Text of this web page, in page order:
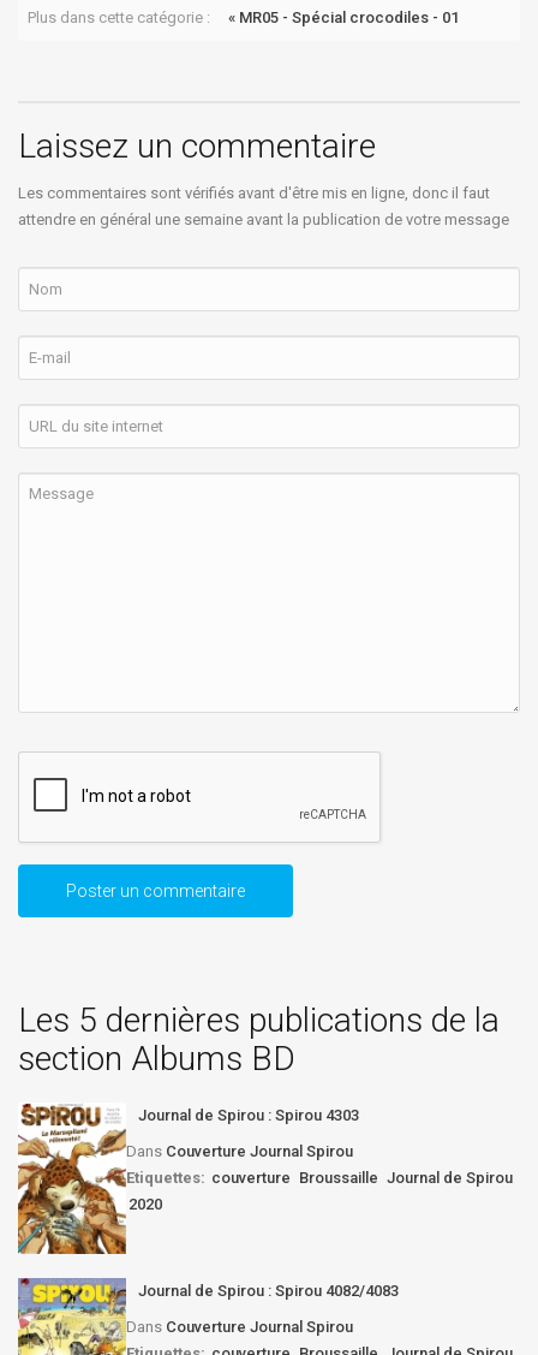
Plus dans cette catégorie : « MR05 - Spécial crocodiles - 01
Laissez un commentaire
Les commentaires sont vérifiés avant d'être mis en ligne, donc il faut
attendre en général une semaine avant la publication de votre message
Les 5 dernières publications de la
section Albums BD
Journal de Spirou : Spirou 4303
Dans Couverture Journal Spirou
Etiquettes: couverture Broussaille Journal de Spirou
2020
Journal de Spirou : Spirou 4082/4083
Dans Couverture Journal Spirou